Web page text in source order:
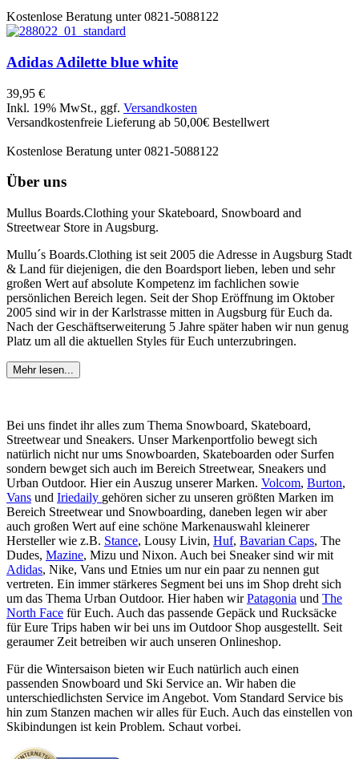
Kostenlose Beratung unter 0821-5088122
Adidas Adilette blue white
39,95 €
Inkl. 19% MwSt., ggf. Versandkosten
Versandkostenfreie Lieferung ab 50,00€ Bestellwert
Kostenlose Beratung unter 0821-5088122
Über uns
Mullus Boards.Clothing your Skateboard, Snowboard and
Streetwear Store in Augsburg.
Mullu´s Boards.Clothing ist seit 2005 die Adresse in Augsburg Stadt
& Land für diejenigen, die den Boardsport lieben, leben und sehr
großen Wert auf absolute Kompetenz im fachlichen sowie
persönlichen Bereich legen. Seit der Shop Eröffnung im Oktober
2005 sind wir in der Karlstrasse mitten in Augsburg für Euch da.
Nach der Geschäftserweiterung 5 Jahre später haben wir nun genug
Platz um all die aktuellen Styles für Euch unterzubringen.
Mehr lesen...
Bei uns findet ihr alles zum Thema Snowboard, Skateboard,
Streetwear und Sneakers. Unser Markenportfolio bewegt sich
natürlich nicht nur ums Snowboarden, Skateboarden oder Surfen
sondern bewget sich auch im Bereich Streetwear, Sneakers und
Urban Outdoor. Hier ein Auszug unserer Marken. Volcom, Burton,
Vans und Iriedaily gehören sicher zu unseren größten Marken im
Bereich Streetwear und Snowboarding, daneben legen wir aber
auch großen Wert auf eine schöne Markenauswahl kleinerer
Hersteller wie z.B. Stance, Lousy Livin, Huf, Bavarian Caps, The
Dudes, Mazine, Mizu und Nixon. Auch bei Sneaker sind wir mit
Adidas, Nike, Vans und Etnies um nur ein paar zu nennen gut
vertreten. Ein immer stärkeres Segment bei uns im Shop dreht sich
um das Thema Urban Outdoor. Hier haben wirPatagonia und The
North Face für Euch. Auch das passende Gepäck und Rucksäcke
für Eure Trips haben wir bei uns im Outdoor Shop ausgestellt. Seit
geraumer Zeit betreiben wir auch unseren Onlineshop.
Für die Wintersaison bieten wir Euch natürlich auch einen
passenden Snowboard und Ski Service an. Wir haben die
unterschiedlichsten Service im Angebot. Vom Standard Service bis
hin zum Stanzen machen wir alles für Euch. Auch das einstellen von
Skibindungen ist kein Problem. Schaut vorbei.